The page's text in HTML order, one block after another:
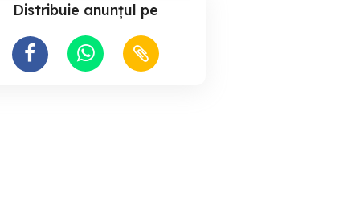
Distribuie anunțul pe